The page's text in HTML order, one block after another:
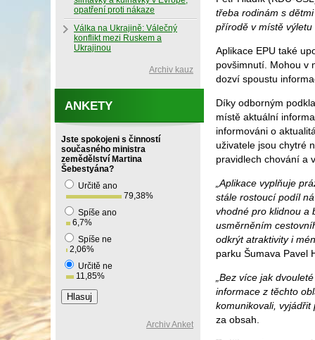
třeba rodinám s
přírodě v místě výletu
Aplikace EPU také
povšimnutí. Mohou v
dozví spoustu
Díky odborným
místě aktuální
informováni o
uživatele jsou chytré
pravidlech chování a
„Aplikace vyplňuje
stále rostoucí podíl
vhodné pro klidnou a
usměrněním
odkrýt atraktivity i
parku Šumava Pavel
„Bez více jak
informace z těchto
komunikovali, vyjádřit
za obsah.
opatření proti nákaze
Válka na Ukrajině: Válečný
konflikt mezi Ruskem a
Ukrajinou
Archiv kauz
ANKETY
Jste spokojeni s činností
současného ministra
zemědělství Martina
Šebestyána?
Určitě ano
79,38%
Spíše ano
6,7%
Spíše ne
2,06%
Určitě ne
11,85%
Archiv Anket